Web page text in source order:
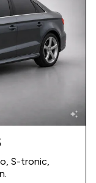
auto_awesome
S-tronic,